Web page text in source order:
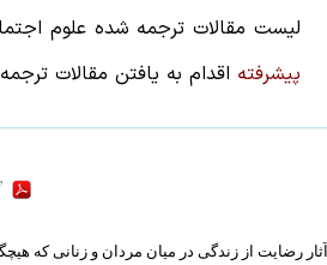
لیست مقالات ترجمه شده علوم
پیشرفته اقدام به یافتن مقالات
آثار رضایت از زندگی در میان مردان و زنانی که